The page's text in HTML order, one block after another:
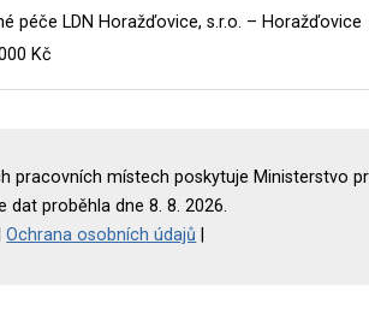
péče LDN Horažďovice, s.r.o. – Horažďovice
Kč
pracovních místech poskytuje Ministerstvo
dat proběhla dne 8. 8. 2026.
|Ochrana osobních údajů